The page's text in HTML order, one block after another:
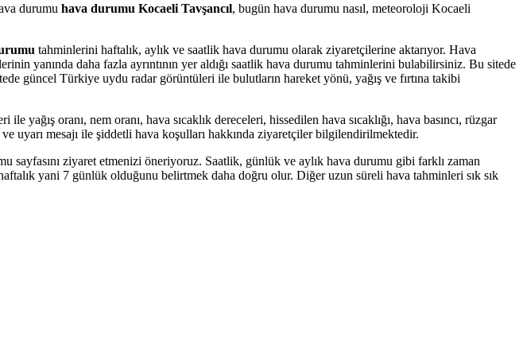
durumu hava durumu Kocaeli Tavşancıl, bugün hava durumu nasıl, meteoroloji Kocaeli
tahminlerini haftalık, aylık ve saatlik hava durumu olarak ziyaretçilerine aktarıyor. Hava
yanında daha fazla ayrıntının yer aldığı saatlik hava durumu tahminlerini bulabilirsiniz. Bu sitede
güncel Türkiye uydu radar görüntüleri ile bulutların hareket yönü, yağış ve fırtına takibi
yağış oranı, nem oranı, hava sıcaklık dereceleri, hissedilen hava sıcaklığı, hava basıncı, rüzgar
uyarı mesajı ile şiddetli hava koşulları hakkında ziyaretçiler bilgilendirilmektedir.
sayfasını ziyaret etmenizi öneriyoruz. Saatlik, günlük ve aylık hava durumu gibi farklı zaman
yani 7 günlük olduğunu belirtmek daha doğru olur. Diğer uzun süreli hava tahminleri sık sık